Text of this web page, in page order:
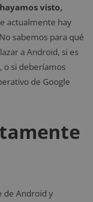
visto,
actualmente hay
sabemos para qué
a Android, si es
o si deberíamos
de Google
de Android y